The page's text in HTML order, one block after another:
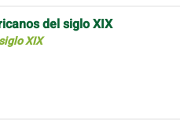
del siglo XIX
XIX